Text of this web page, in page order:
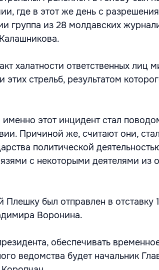
где в этот же день с
группа из 28 молдавских
халатности ответственных лиц
стрельб, результатом
этот инцидент стал
Причиной же, считают они,
политической
с некоторыми деятелями из
был отправлен в отставку
Воронина.
обеспечивать
ведомства будет начальник